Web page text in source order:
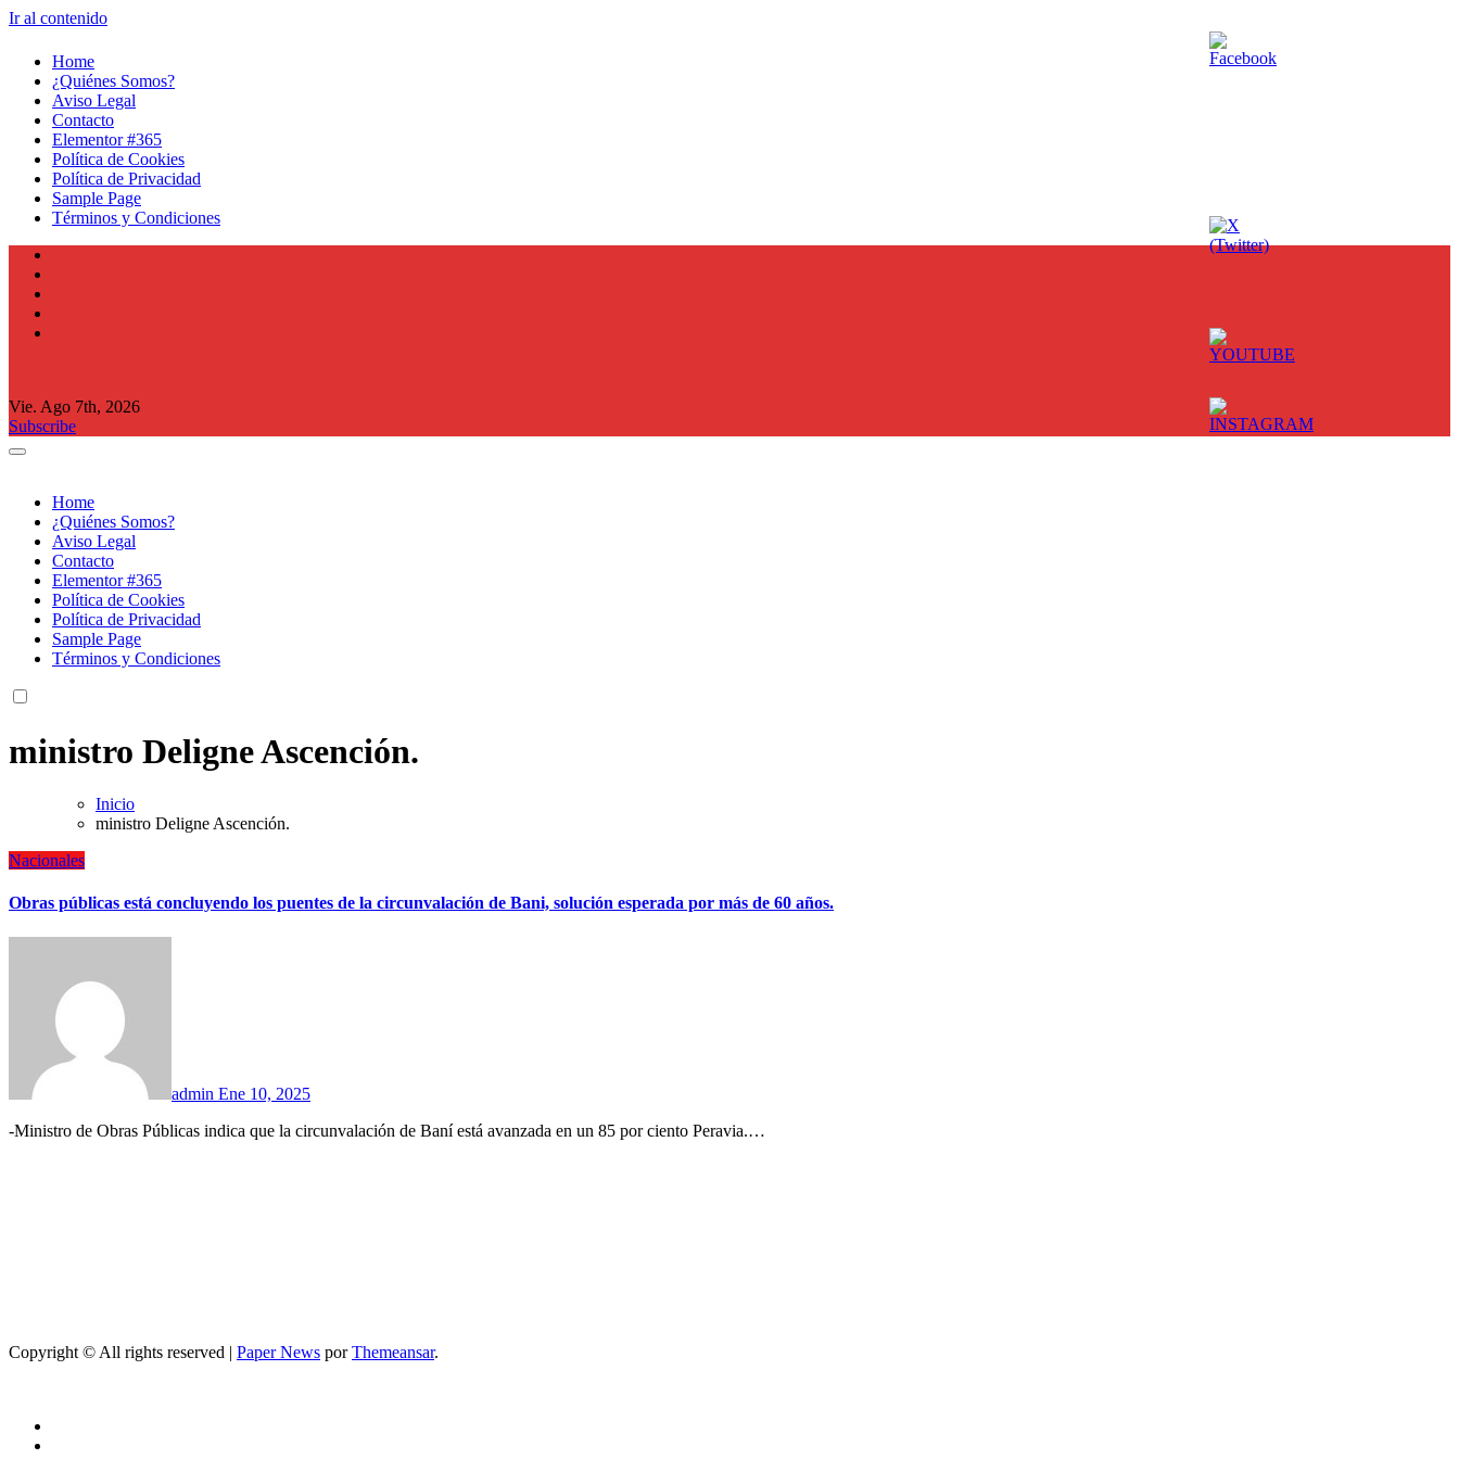
Ir al contenido
Home
¿Quiénes Somos?
Aviso Legal
Contacto
Elementor #365
Política de Cookies
Política de Privacidad
Sample Page
Términos y Condiciones
Vie. Ago 7th, 2026
Subscribe
Home
¿Quiénes Somos?
Aviso Legal
Contacto
Elementor #365
Política de Cookies
Política de Privacidad
Sample Page
Términos y Condiciones
ministro Deligne Ascención.
Inicio
ministro Deligne Ascención.
Nacionales
Obras públicas está concluyendo los puentes de la circunvalación de Bani, solución esperada por más de 60 años.
admin Ene 10, 2025
-Ministro de Obras Públicas indica que la circunvalación de Baní está avanzada en un 85 por ciento Peravia.…
Copyright © All rights reserved | Paper News porThemeansar.